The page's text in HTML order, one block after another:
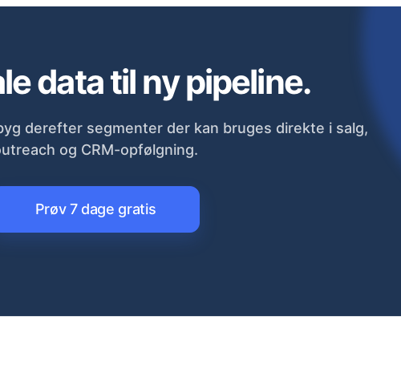
data til ny pipeline.
derefter segmenter der kan bruges direkte i salg,
og CRM-opfølgning.
Prøv 7 dage gratis